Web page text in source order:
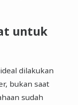
untuk
dilakukan
bukan saat
sudah